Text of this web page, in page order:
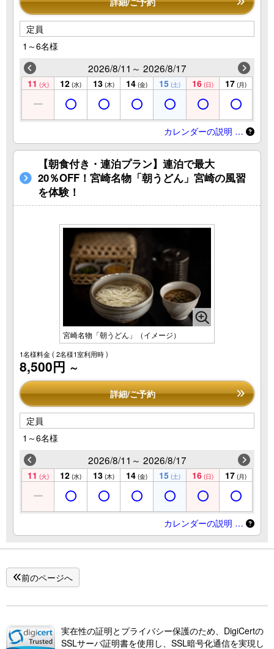
定員
1～6名様
2026/8/11～ 2026/8/17
11 (火) 12 (水) 13 (木) 14 (金) 15 (土) 16 (日) 17 (月)
カレンダーの説明 …
【朝食付き・連泊プラン】連泊で最大
20％OFF！宮崎名物「朝うどん」宮崎の風習
を体験！
宮崎名物「朝うどん」（イメージ）
1名様料金( 2名様1室利用時 )
8,500円 ～
詳細/ご予約
定員
1～6名様
2026/8/11～ 2026/8/17
11 (火) 12 (水) 13 (木) 14 (金) 15 (土) 16 (日) 17 (月)
カレンダーの説明 …
前のページへ
実在性の証明とプライバシー保護のため、DigiCertの
SSLサーバ証明書を使用し、SSL暗号化通信を実現し